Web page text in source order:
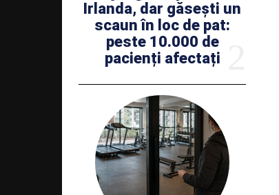
Irlanda, dar găsești un
scaun în loc de pat:
peste 10.000 de
pacienți afectați